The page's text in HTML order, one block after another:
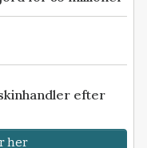
efter
her